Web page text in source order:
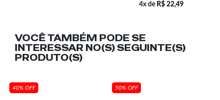
4x de R$ 22,49
VOCÊ TAMBÉM PODE SE
INTERESSAR NO(S) SEGUINTE(S)
PRODUTO(S)
40% OFF 50% OFF